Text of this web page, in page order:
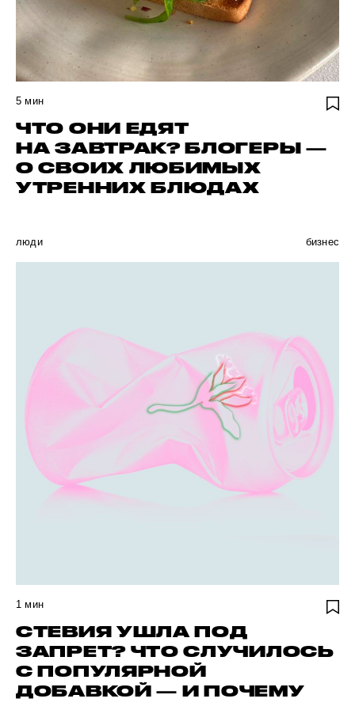
5 мин
ЧТО ОНИ ЕДЯТ
НА ЗАВТРАК? БЛОГЕРЫ —
О СВОИХ ЛЮБИМЫХ
УТРЕННИХ БЛЮДАХ
люди бизнес
1 мин
СТЕВИЯ УШЛА ПОД
ЗАПРЕТ? ЧТО СЛУЧИЛОСЬ
С ПОПУЛЯРНОЙ
ДОБАВКОЙ — И ПОЧЕМУ